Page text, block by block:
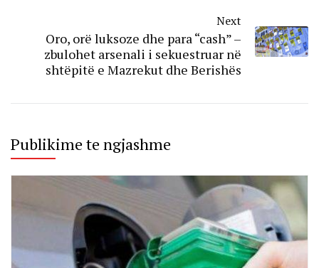
Next
Oro, orë luksoze dhe para “cash” –
zbulohet arsenali i sekuestruar në
shtëpitë e Mazrekut dhe Berishës
Publikime te ngjashme